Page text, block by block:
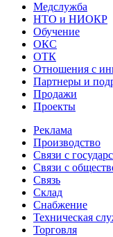
Медслужба
НТО и НИОКР
Обучение
ОКС
ОТК
Отношения с
Партнеры и
Продажи
Проекты
Реклама
Производство
Связи с
Связи с
Связь
Склад
Снабжение
Техническая
Торговля